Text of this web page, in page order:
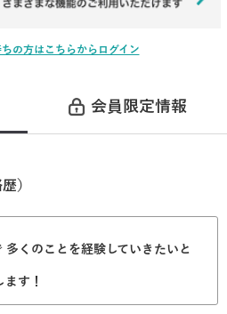
の方はこちらからログイン
会員限定情報
）
多くのことを経験していきたいと
す！